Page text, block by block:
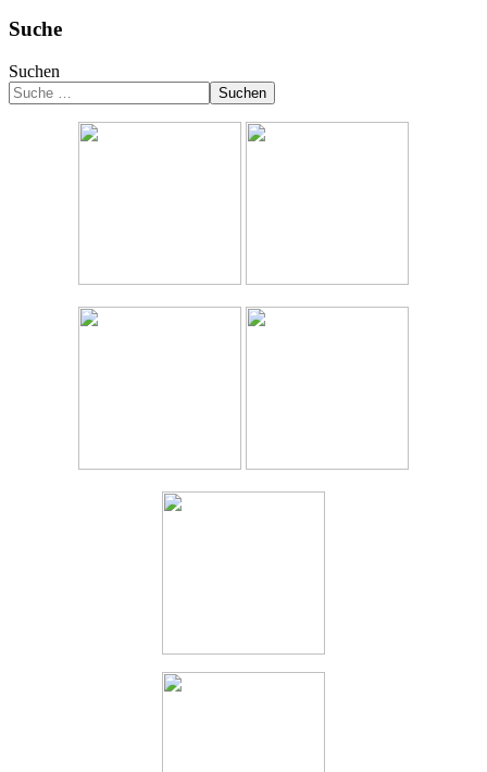
Suche
Suchen
Suchen